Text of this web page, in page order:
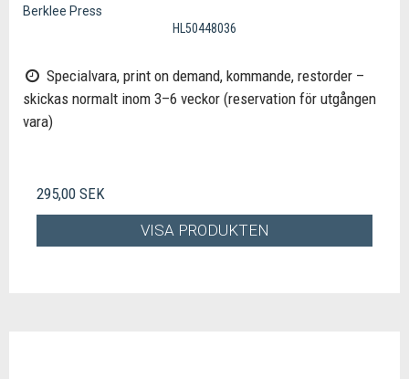
Berklee Press
HL50448036
Specialvara, print on demand, kommande, restorder –
skickas normalt inom 3–6 veckor (reservation för utgången
vara)
295,00 SEK
VISA PRODUKTEN